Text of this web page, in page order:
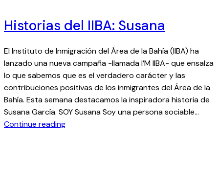
i
a
:
L
A
U
R
s
o
r
i
a
s
d
e
Historias del IIBA: Susana
El Instituto de Inmigración del Área de la Bahía (IIBA) ha
lanzado una nueva campaña -llamada I’M IIBA- que ensalza
lo que sabemos que es el verdadero carácter y las
contribuciones positivas de los inmigrantes del Área de la
Bahía. Esta semana destacamos la inspiradora historia de
Susana García. SOY Susana Soy una persona sociable…
Continue reading: